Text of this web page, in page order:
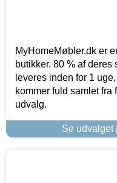
MyHomeMøbler.dk er
butikker. 80 % af
leveres inden for 1
kommer fuld samlet fra
udvalg.
Se udvalget